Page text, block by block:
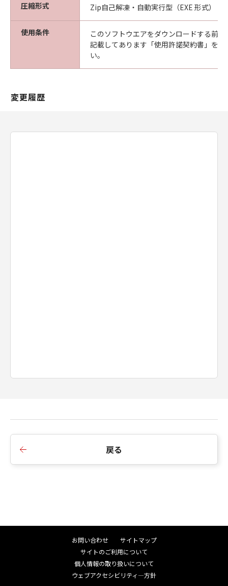
圧縮形式 Zip自己解凍・自動実行型（EXE 形式）
使用条件
このソフトウエアをダウンロードする前
記載してあります「使用許諾契約書」を
い。
変更履歴
戻る
お問い合わせ
サイトマップ
サイトのご利用について
個人情報の取り扱いについて
ウェブアクセシビリティ―方針